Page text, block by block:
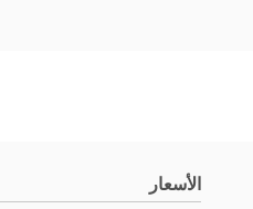
الأسعار